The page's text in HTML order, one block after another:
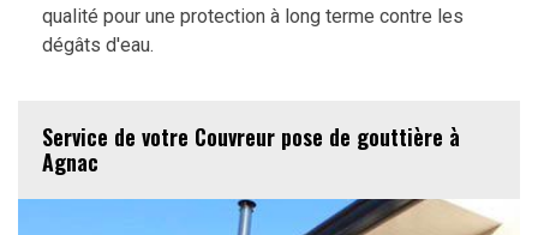
qualité pour une protection à long terme contre les
dégâts d'eau.
Service de votre Couvreur pose de gouttière à
Agnac